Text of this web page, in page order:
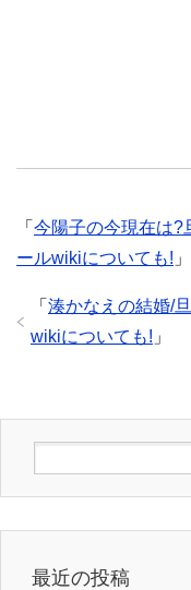
「 今陽子の今現在は?
ールwikiについても! 」
「 湊かなえの結婚/
wikiについても! 」
最近の投稿